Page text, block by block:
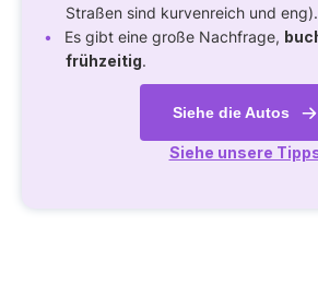
Straßen sind kurvenreich und eng).
Es gibt eine große Nachfrage,
frühzeitig.
Siehe die Autos
Siehe unsere